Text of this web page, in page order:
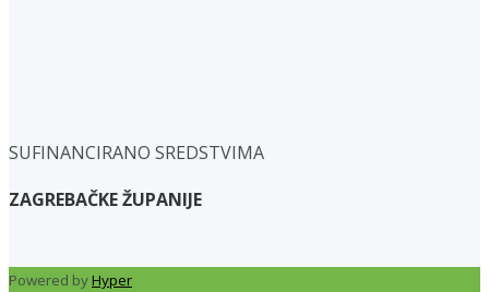
SUFINANCIRANO SREDSTVIMA
ZAGREBAČKE ŽUPANIJE
Powered byHyper